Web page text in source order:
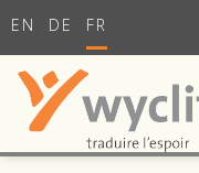
EN DE FR